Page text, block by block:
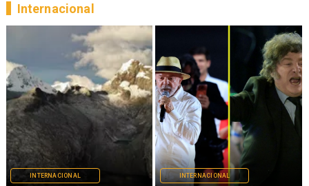
INTERNACIONAL INTERNACIONAL
Internacional